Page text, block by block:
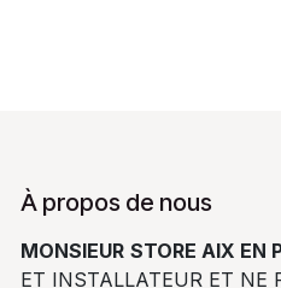
À propos de nous
MONSIEUR STORE AIX EN
ET INSTALLATEUR ET NE